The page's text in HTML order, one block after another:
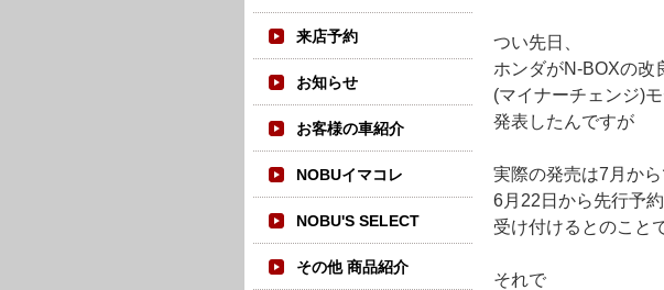
来店予約
お知らせ
お客様の車紹介
NOBUイマコレ
NOBU'S SELECT
その他 商品紹介
つい先日、
ホンダがN-BOXの改
(マイナーチェンジ)
発表したんですが
実際の発売は7月か
6月22日から先行予
受け付けるとのこと
それで